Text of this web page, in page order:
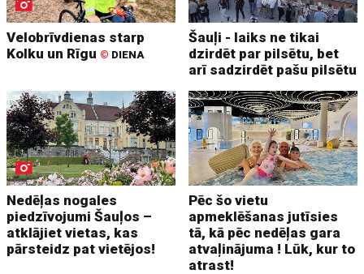
Velobrīvdienas starp
Kolku un Rīgu © DIENA
Šauļi - laiks ne tikai
dzirdēt par pilsētu, bet
arī sadzirdēt pašu pilsētu
Nedēļas nogales
piedzīvojumi Šauļos –
atklājiet vietas, kas
pārsteidz pat vietējos!
Pēc šo vietu
apmeklēšanas jutīsies
tā, kā pēc nedēļas gara
atvaļinājuma ! Lūk, kur to
atrast!